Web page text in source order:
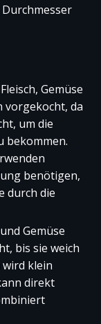
Gemüse
vorgekocht, da
um die
bekommen.
benötigen,
durch die
Gemüse
bis sie weich
wird klein
direkt